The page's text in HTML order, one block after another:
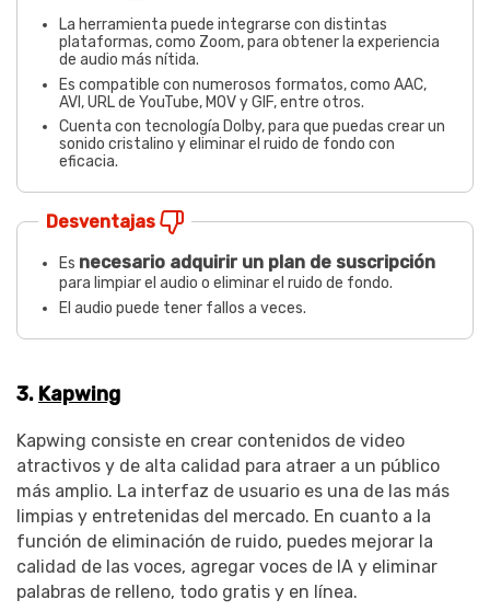
La herramienta puede integrarse con distintas
plataformas, como Zoom, para obtener la experiencia
de audio más nítida.
Es compatible con numerosos formatos, como AAC,
AVI, URL de YouTube, MOV y GIF, entre otros.
Cuenta con tecnología Dolby, para que puedas crear un
sonido cristalino y eliminar el ruido de fondo con
eficacia.
Desventajas
Es necesario adquirir un plan de suscripción
para limpiar el audio o eliminar el ruido de fondo.
El audio puede tener fallos a veces.
3. Kapwing
Kapwing consiste en crear contenidos de video
atractivos y de alta calidad para atraer a un público
más amplio. La interfaz de usuario es una de las más
limpias y entretenidas del mercado. En cuanto a la
función de eliminación de ruido, puedes mejorar la
calidad de las voces, agregar voces de IA y eliminar
palabras de relleno, todo gratis y en línea.